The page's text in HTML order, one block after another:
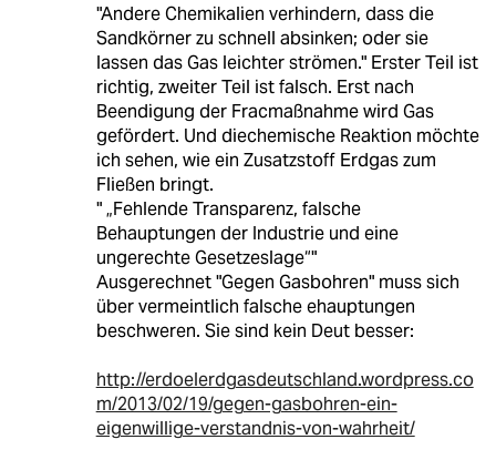
"Andere Chemikalien verhindern, dass die
Sandkörner zu schnell absinken; oder sie
lassen das Gas leichter strömen." Erster Teil ist
richtig, zweiter Teil ist falsch. Erst nach
Beendigung der Fracmaßnahme wird Gas
gefördert. Und diechemische Reaktion möchte
ich sehen, wie ein Zusatzstoff Erdgas zum
Fließen bringt.
" „Fehlende Transparenz, falsche
Behauptungen der Industrie und eine
ungerechte Gesetzeslage“"
Ausgerechnet "Gegen Gasbohren" muss sich
über vermeintlich falsche ehauptungen
beschweren. Sie sind kein Deut besser:
http://erdoelerdgasdeutschland.wordpress.co
m/2013/02/19/gegen-gasbohren-ein-
eigenwillige-verstandnis-von-wahrheit/